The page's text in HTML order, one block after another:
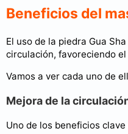
Beneficios del
El uso de la piedra Gua
circulación, favoreciendo
Vamos a ver cada uno de
Mejora de la
Uno de los beneficios